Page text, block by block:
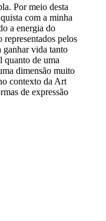
Por meio desta
com a minha
a energia do
pelos
ganhar vida tanto
quanto de uma
dimensão muito
contexto da Art
de expressão